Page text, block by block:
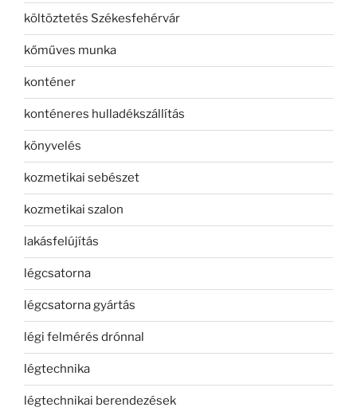
költöztetés Székesfehérvár
kőműves munka
konténer
konténeres hulladékszállítás
könyvelés
kozmetikai sebészet
kozmetikai szalon
lakásfelújítás
légcsatorna
légcsatorna gyártás
légi felmérés drónnal
légtechnika
légtechnikai berendezések